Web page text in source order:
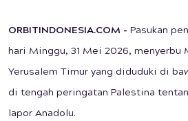
ORBITINDONESIA.COM - Pasukan
hari Minggu, 31 Mei 2026, menyerbu
Yerusalem Timur yang diduduki di
di tengah peringatan Palestina
lapor Anadolu.